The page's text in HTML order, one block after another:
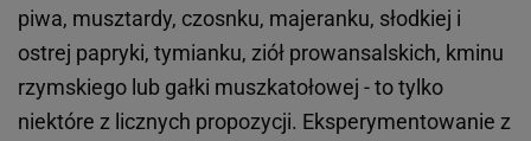
piwa, musztardy, czosnku, majeranku, słodkiej i
ostrej papryki, tymianku, ziół prowansalskich, kminu
rzymskiego lub gałki muszkatołowej - to tylko
niektóre z licznych propozycji. Eksperymentowanie z